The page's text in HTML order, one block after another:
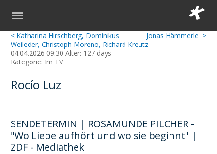
Jonas Hämmerle >
< Katharina Hirschberg, Dominikus
Weileder, Christoph Moreno, Richard Kreutz
04.04.2026 09:30 Alter: 127 days
Kategorie: Im TV
Rocío Luz
SENDETERMIN | ROSAMUNDE PILCHER -
"Wo Liebe aufhört und wo sie beginnt" |
ZDF - Mediathek